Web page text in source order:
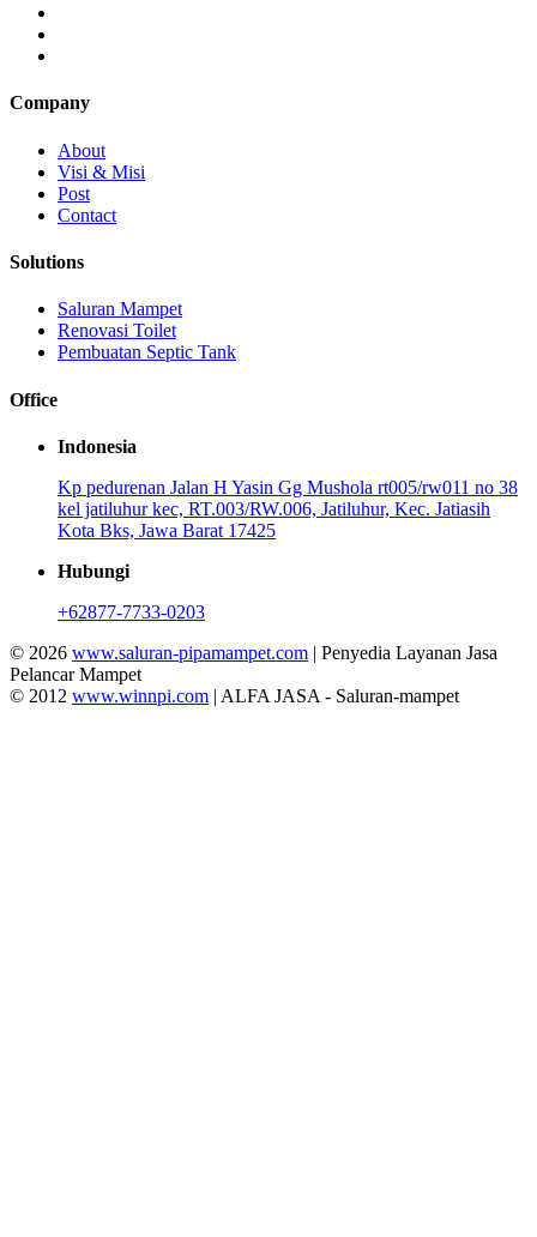
Company
About
Visi & Misi
Post
Contact
Solutions
Saluran Mampet
Renovasi Toilet
Pembuatan Septic Tank
Office
Indonesia
Kp pedurenan Jalan H Yasin Gg Mushola rt005/rw011 no 38
kel jatiluhur kec, RT.003/RW.006, Jatiluhur, Kec. Jatiasih
Kota Bks, Jawa Barat 17425
Hubungi
+62877-7733-0203
© 2026 www.saluran-pipamampet.com | Penyedia Layanan Jasa
Pelancar Mampet
© 2012 www.winnpi.com | ALFA JASA - Saluran-mampet